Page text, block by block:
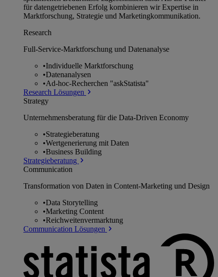
für datengetriebenen Erfolg kombinieren wir Expertise in
Marktforschung, Strategie und Marketingkommunikation.
Research
Full-Service-Marktforschung und Datenanalyse
•Individuelle Marktforschung
•Datenanalysen
•Ad-hoc-Recherchen "askStatista"
Research Lösungen
Strategy
Unternehmens­beratung für die Data-Driven Economy
•Strategieberatung
•Wertgenerierung mit Daten
•Business Building
Strategieberatung
Communication
Transformation von Daten in Content-Marketing und Design
•Data Storytelling
•Marketing Content
•Reichweitenvermarktung
Communication Lösungen